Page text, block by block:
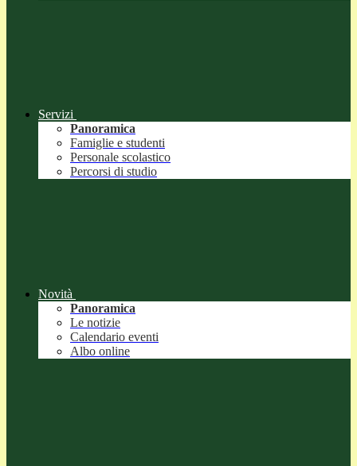
Servizi
Panoramica
Famiglie e studenti
Personale scolastico
Percorsi di studio
Novità
Panoramica
Le notizie
Calendario eventi
Albo online